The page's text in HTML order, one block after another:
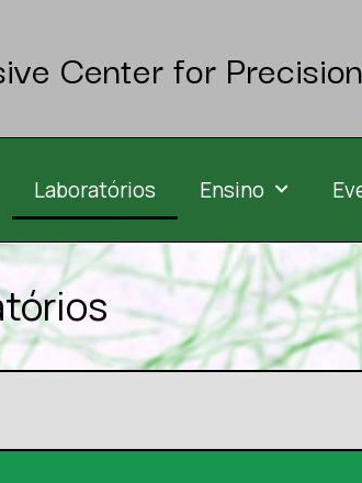
Center for
Laboratórios Ensino